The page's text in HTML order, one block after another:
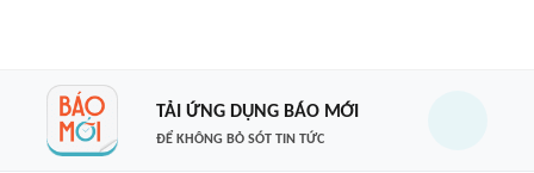
TẢI ỨNG DỤNG BÁO MỚI
ĐỂ KHÔNG BỎ SÓT TIN TỨC